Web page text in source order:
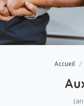
Accueil